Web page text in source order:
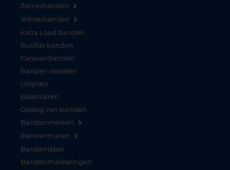
Zomerbanden
Winterbanden
Extra Load banden
Runflat banden
Caravanbanden
Banden wisselen
Uitlijnen
Balanceren
Opslag van banden
Bandenmerken
Bandenmaten
Bandenlabel
Bandenmarkeringen